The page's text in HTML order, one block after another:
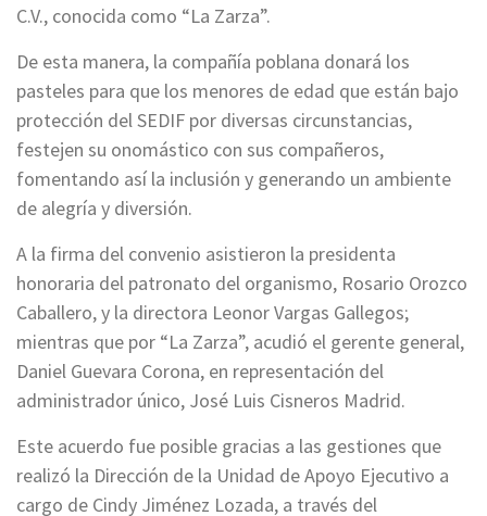
C.V., conocida como “La Zarza”.
De esta manera, la compañía poblana donará los
pasteles para que los menores de edad que están bajo
protección del SEDIF por diversas circunstancias,
festejen su onomástico con sus compañeros,
fomentando así la inclusión y generando un ambiente
de alegría y diversión.
A la firma del convenio asistieron la presidenta
honoraria del patronato del organismo, Rosario Orozco
Caballero, y la directora Leonor Vargas Gallegos;
mientras que por “La Zarza”, acudió el gerente general,
Daniel Guevara Corona, en representación del
administrador único, José Luis Cisneros Madrid.
Este acuerdo fue posible gracias a las gestiones que
realizó la Dirección de la Unidad de Apoyo Ejecutivo a
cargo de Cindy Jiménez Lozada, a través del